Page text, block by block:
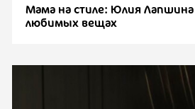
Мама на стиле: Юлия Лапшина
любимых вещах